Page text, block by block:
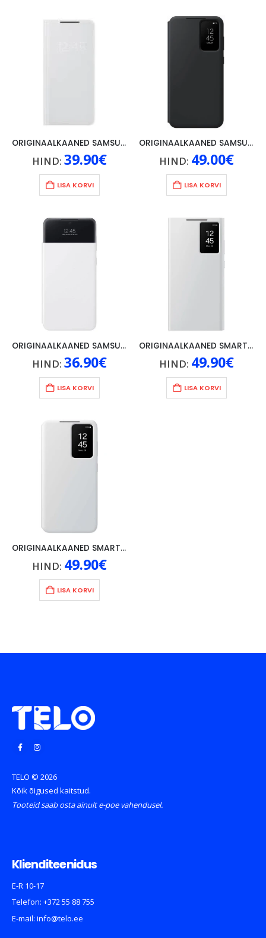
ORIGINAALKAANED SAMSUNG GALAXY S21+/S21+ 5G, SMART LED ANTIMICROBAL COATING, HALL
HIND: 39.90€
LISA KORVI
ORIGINAALKAANED SAMSUNG GALAXY S23 +, MUST
HIND: 49.00€
LISA KORVI
ORIGINAALKAANED SAMSUNG GALAXY SMART S VIEW WALLET A33 5G, VALGE
HIND: 36.90€
LISA KORVI
ORIGINAALKAANED SMART VIEW WALLET SAMSUNG GALAXY S24 ULTRA, VALGE
HIND: 49.90€
LISA KORVI
ORIGINAALKAANED SMART VIEW WALLET SAMSUNG GALAXY S24, VALGE
HIND: 49.90€
LISA KORVI
TELO © 2026
Kõik õigused kaitstud.
Tooteid saab osta ainult e-poe vahendusel.
Klienditeenidus
E-R 10-17
Telefon: +372 55 88 755
E-mail: info@telo.ee